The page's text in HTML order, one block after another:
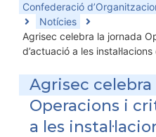
Confederació
Notícies
Agrisec celebra la jornada
d’actuació a les
Agrisec
Operacions i
a les